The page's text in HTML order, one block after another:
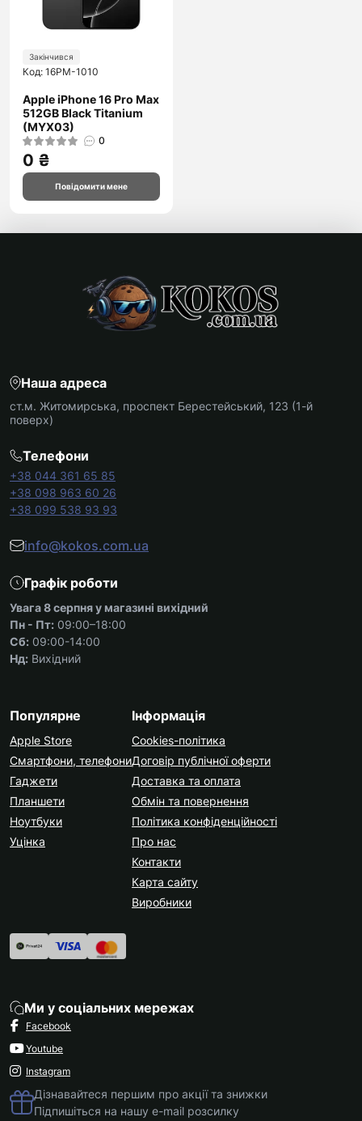
Закінчився
Код: 16PM-1010
Apple iPhone 16 Pro Max
512GB Black Titanium
(MYX03)
0
0 ₴
Повідомити мене
Наша адреса
ст.м. Житомирська, проспект Берестейський, 123 (1-й
поверх)
Телефони
+38 044 361 65 85
+38 098 963 60 26
+38 099 538 93 93
info@kokos.com.ua
Графік роботи
Увага 8 серпня у магазині вихідний
Пн - Пт: 09:00–18:00
Сб: 09:00-14:00
Нд: Вихідний
Популярне
Apple Store
Смартфони, телефони
Гаджети
Планшети
Ноутбуки
Уцінка
Інформація
Cookies-політика
Договір публічної оферти
Доставка та оплата
Обмін та повернення
Політика конфіденційності
Про нас
Контакти
Карта сайту
Виробники
Ми у соціальних мережах
Facebook
Youtube
Instagram
Дізнавайтеся першим про акції та знижки
Підпишіться на нашу e-mail розсилку